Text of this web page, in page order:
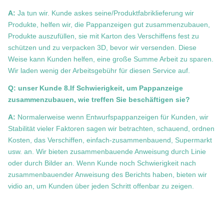
A: Ja tun wir. Kunde askes seine/Produktfabriklieferung wir
Produkte, helfen wir, die Pappanzeigen gut zusammenzubauen,
Produkte auszufüllen, sie mit Karton des Verschiffens fest zu
schützen und zu verpacken 3D, bevor wir versenden. Diese
Weise kann Kunden helfen, eine große Summe Arbeit zu sparen.
Wir laden wenig der Arbeitsgebühr für diesen Service auf.
Q: unser Kunde 8.If Schwierigkeit, um Pappanzeige
zusammenzubauen, wie treffen Sie beschäftigen sie?
A: Normalerweise wenn Entwurfspappanzeigen für Kunden, wir
Stabilität vieler Faktoren sagen wir betrachten, schauend, ordnen
Kosten, das Verschiffen, einfach-zusammenbauend, Supermarkt
usw. an. Wir bieten zusammenbauende Anweisung durch Linie
oder durch Bilder an. Wenn Kunde noch Schwierigkeit nach
zusammenbauender Anweisung des Berichts haben, bieten wir
vidio an, um Kunden über jeden Schritt offenbar zu zeigen.